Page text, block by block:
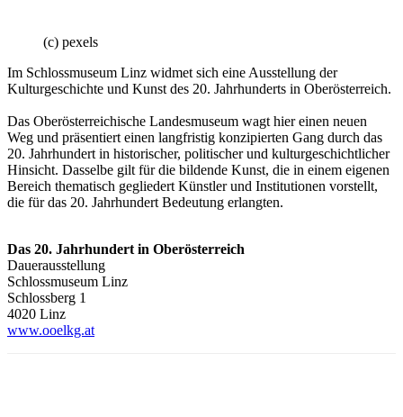
(c) pexels
Im Schlossmuseum Linz widmet sich eine Ausstellung der
Kulturgeschichte und Kunst des 20. Jahrhunderts in Oberösterreich.
Das Oberösterreichische Landesmuseum wagt hier einen neuen
Weg und präsentiert einen langfristig konzipierten Gang durch das
20. Jahrhundert in historischer, politischer und kulturgeschichtlicher
Hinsicht. Dasselbe gilt für die bildende Kunst, die in einem eigenen
Bereich thematisch gegliedert Künstler und Institutionen vorstellt,
die für das 20. Jahrhundert Bedeutung erlangten.
Das 20. Jahrhundert in Oberösterreich
Dauerausstellung
Schlossmuseum Linz
Schlossberg 1
4020 Linz
www.ooelkg.at